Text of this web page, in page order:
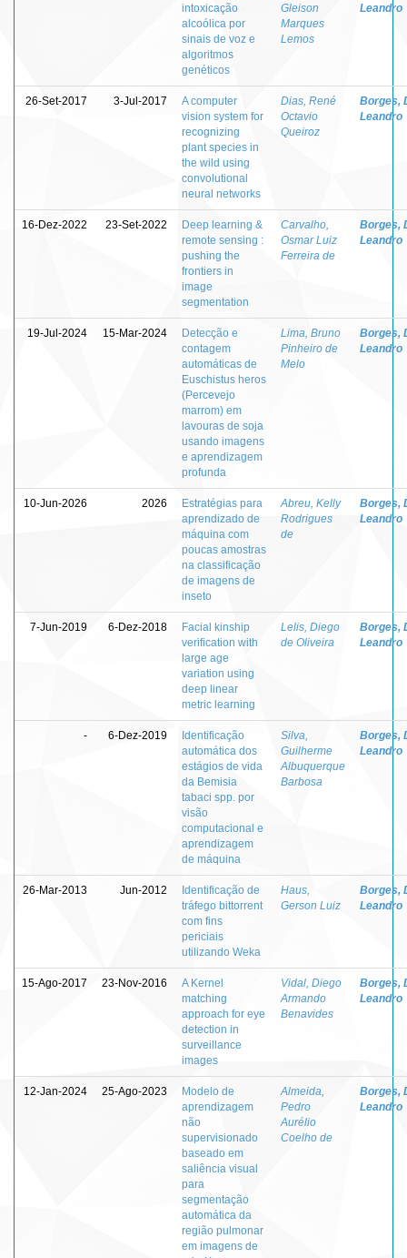
intoxicação
alcoólica por
sinais de voz e
algoritmos
genéticos
Gleison
Marques
Lemos
Leandro
26-Set-2017 3-Jul-2017
A computer
vision system for
recognizing
plant species in
the wild using
convolutional
neural networks
Dias, René
Octavio
Queiroz
Borges,
Leandro
16-Dez-2022 23-Set-2022
Deep learning &
remote sensing :
pushing the
frontiers in
image
segmentation
Carvalho,
Osmar Luiz
Ferreira de
Borges,
Leandro
19-Jul-2024 15-Mar-2024
Detecção e
contagem
automáticas de
Euschistus heros
(Percevejo
marrom) em
lavouras de soja
usando imagens
e aprendizagem
profunda
Lima, Bruno
Pinheiro de
Melo
Borges,
Leandro
10-Jun-2026 2026
Estratégias para
aprendizado de
máquina com
poucas amostras
na classificação
de imagens de
inseto
Abreu, Kelly
Rodrigues
de
Borges,
Leandro
7-Jun-2019 6-Dez-2018
Facial kinship
verification with
large age
variation using
deep linear
metric learning
Lelis, Diego
de Oliveira
Borges,
Leandro
- 6-Dez-2019
Identificação
automática dos
estágios de vida
da Bemisia
tabaci spp. por
visão
computacional e
aprendizagem
de máquina
Silva,
Guilherme
Albuquerque
Barbosa
Borges,
Leandro
26-Mar-2013 Jun-2012
Identificação de
tráfego bittorrent
com fins
periciais
utilizando Weka
Haus,
Gerson Luiz
Borges,
Leandro
15-Ago-2017 23-Nov-2016
A Kernel
matching
approach for eye
detection in
surveillance
images
Vidal, Diego
Armando
Benavides
Borges,
Leandro
12-Jan-2024 25-Ago-2023
Modelo de
aprendizagem
não
supervisionado
baseado em
saliência visual
para
segmentação
automática da
região pulmonar
em imagens de
Almeida,
Pedro
Aurélio
Coelho de
Borges,
Leandro